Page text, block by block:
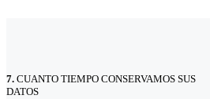
7. CUANTO TIEMPO CONSERVAMOS SUS
DATOS